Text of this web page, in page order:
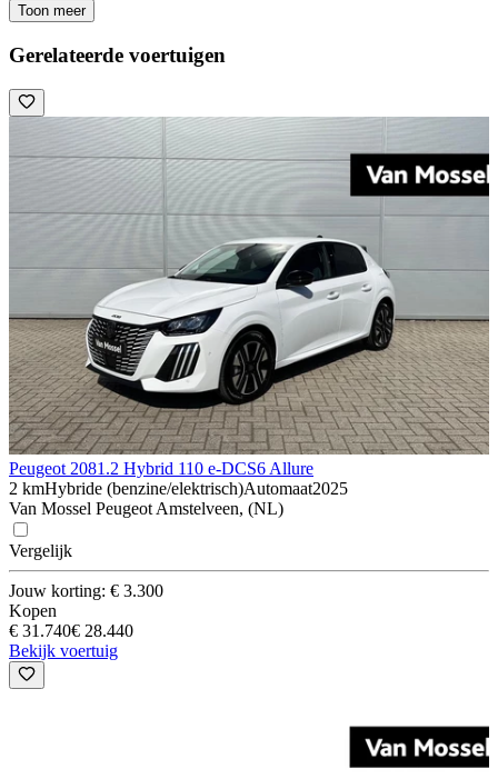
Toon meer
Gerelateerde voertuigen
Peugeot 2081.2 Hybrid 110 e-DCS6 Allure
2 kmHybride (benzine/elektrisch)Automaat2025
Van Mossel Peugeot Amstelveen, (NL)
Vergelijk
Jouw korting: € 3.300
Kopen
€ 31.740€ 28.440
Bekijk voertuig